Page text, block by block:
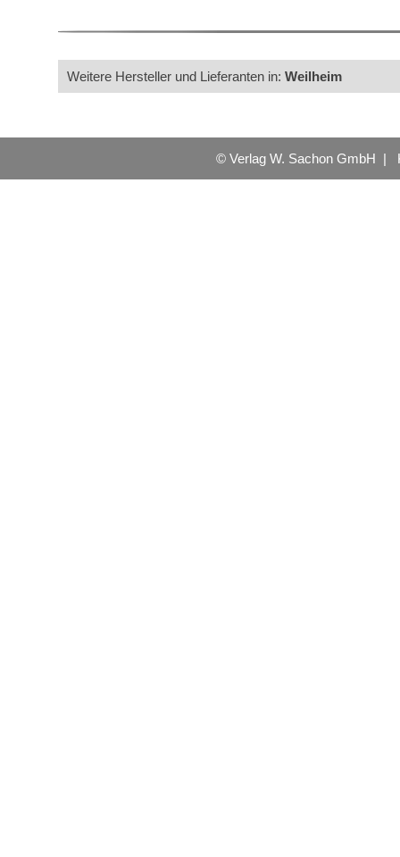
Weitere Hersteller und Lieferanten in: Weilheim
© Verlag W. Sachon GmbH |